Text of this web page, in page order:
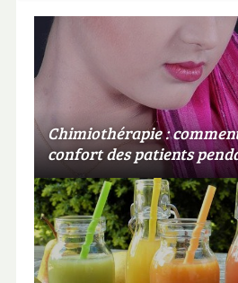
Chimiothérapie :
confort des patients